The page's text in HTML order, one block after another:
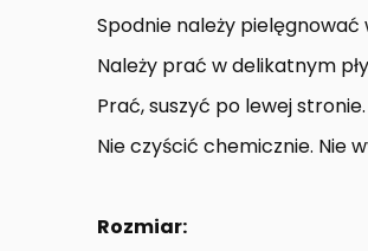
Spodnie należy pielęgnować
Należy prać w delikatnym
Prać, suszyć po lewej
Nie czyścić chemicznie. Nie
Rozmiar: